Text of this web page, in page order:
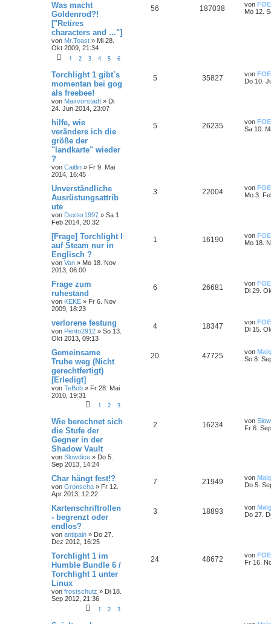
Was macht
Goldenrod?!
["Retires
characters and ..."]
von Mr.Toast » Mi 28.
Okt 2009, 21:34
1 2 3 4 5 6
56 187038 von FOE
Mo 12.
Torchlight 1 gibt`s
momentan bei gog
als freebee!
von Maxvorstadt » Di
24. Jun 2014, 23:07
5 35827 von FOE
Do 10.
hilfe, wie
verändere ich die
größe der
"landkarte" wieder
?
von Caitlin » Fr 9. Mai
2014, 16:45
5 26235 von FOE
Sa 10.
Unverständliche
Ausrüstungsattrib
ute
von Dexter1997 » Sa 1.
Feb 2014, 20:32
3 22004 von FOE
Mo 3.
[Frage] Torchlight I
auf Steam nur in
Englisch ?
von Van » Mo 18. Nov
2013, 06:00
1 16190 von FOE
Mo 18.
Frage zum
ruhestand
von KEKE » Fr 6. Nov
2009, 18:23
6 26681 von FOE
Di 29.
verlorene festung
von Pento2912 » So 13.
Okt 2013, 09:13
4 18347 von FOE
Di 15.
Gemeinsame
Truhe weg (Nicht
gerechtfertigt)
[Erledigt]
von TeBob » Fr 28. Mai
2010, 19:31
1 2 3
20 47725 von
So 8.
Wie berechnet sich
die Stufe der
Gegner in der
Shadow Vault
von Slowdice » Do 5.
Sep 2013, 14:24
2 16234 von
Fr 6.
Char hängt fest!?
von Gronscha » Fr 12.
Apr 2013, 12:22
7 21949 von
Do 5.
Kartenschriftrollen
- begrenzt oder
endlos?
von antipain » Do 27.
Dez 2012, 16:25
3 18893 von
Do 27.
Torchlight 1 im
Humble Bundle 6 /
Torchlight 1 unter
Linux
von frostschutz » Di 18.
Sep 2012, 21:36
1 2 3
24 48672 von FOE
Fr 16.